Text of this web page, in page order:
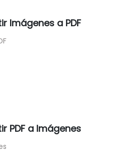
Imágenes a PDF
PDF a Imágenes